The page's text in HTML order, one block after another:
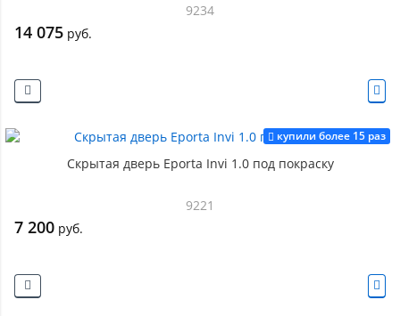
9234
14 075 руб.
купили более 15 раз
Скрытая дверь Eporta Invi 1.0 под покраску
9221
7 200 руб.